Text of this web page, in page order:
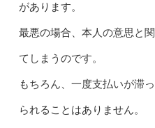
があります。
最悪の場合、本人の意思と
てしまうのです。
もちろん、一度支払いが滞
られることはありません。